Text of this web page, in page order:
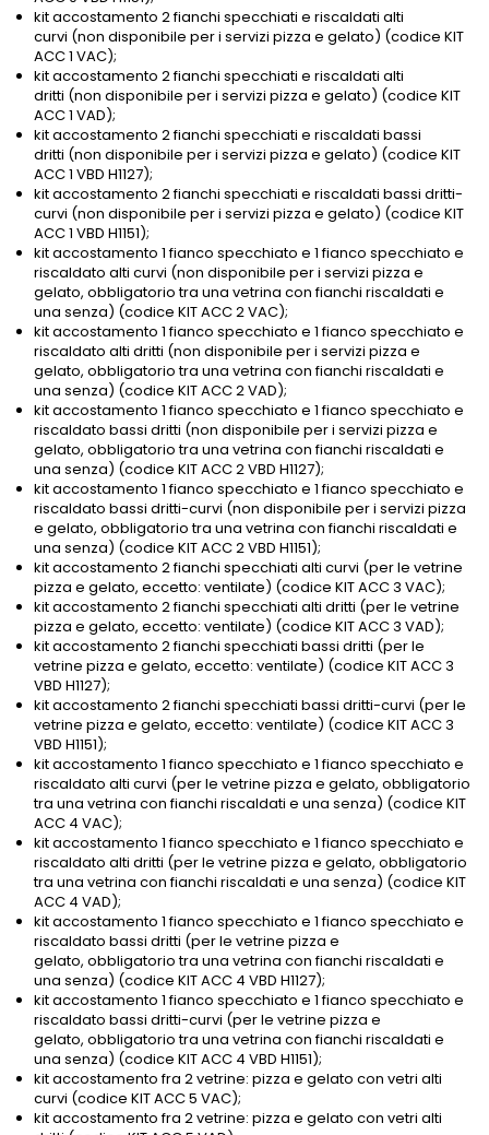
kit accostamento 2 fianchi specchiati e riscaldati alti
curvi (non disponibile per i servizi pizza e gelato) (codice KIT
ACC 1 VAC);
kit accostamento 2 fianchi specchiati e riscaldati alti
dritti (non disponibile per i servizi pizza e gelato) (codice KIT
ACC 1 VAD);
kit accostamento 2 fianchi specchiati e riscaldati bassi
dritti (non disponibile per i servizi pizza e gelato) (codice KIT
ACC 1 VBD H1127);
kit accostamento 2 fianchi specchiati e riscaldati bassi dritti-
curvi (non disponibile per i servizi pizza e gelato) (codice KIT
ACC 1 VBD H1151);
kit accostamento 1 fianco specchiato e 1 fianco specchiato e
riscaldato alti curvi (non disponibile per i servizi pizza e
gelato, obbligatorio tra una vetrina con fianchi riscaldati e
una senza) (codice KIT ACC 2 VAC);
kit accostamento 1 fianco specchiato e 1 fianco specchiato e
riscaldato alti dritti (non disponibile per i servizi pizza e
gelato, obbligatorio tra una vetrina con fianchi riscaldati e
una senza) (codice KIT ACC 2 VAD);
kit accostamento 1 fianco specchiato e 1 fianco specchiato e
riscaldato bassi dritti (non disponibile per i servizi pizza e
gelato, obbligatorio tra una vetrina con fianchi riscaldati e
una senza) (codice KIT ACC 2 VBD H1127);
kit accostamento 1 fianco specchiato e 1 fianco specchiato e
riscaldato bassi dritti-curvi (non disponibile per i servizi pizza
e gelato, obbligatorio tra una vetrina con fianchi riscaldati e
una senza) (codice KIT ACC 2 VBD H1151);
kit accostamento 2 fianchi specchiati alti curvi (per le vetrine
pizza e gelato, eccetto: ventilate) (codice KIT ACC 3 VAC);
kit accostamento 2 fianchi specchiati alti dritti (per le vetrine
pizza e gelato, eccetto: ventilate) (codice KIT ACC 3 VAD);
kit accostamento 2 fianchi specchiati bassi dritti (per le
vetrine pizza e gelato, eccetto: ventilate) (codice KIT ACC 3
VBD H1127);
kit accostamento 2 fianchi specchiati bassi dritti-curvi (per le
vetrine pizza e gelato, eccetto: ventilate) (codice KIT ACC 3
VBD H1151);
kit accostamento 1 fianco specchiato e 1 fianco specchiato e
riscaldato alti curvi (per le vetrine pizza e gelato, obbligatorio
tra una vetrina con fianchi riscaldati e una senza) (codice KIT
ACC 4 VAC);
kit accostamento 1 fianco specchiato e 1 fianco specchiato e
riscaldato alti dritti (per le vetrine pizza e gelato, obbligatorio
tra una vetrina con fianchi riscaldati e una senza) (codice KIT
ACC 4 VAD);
kit accostamento 1 fianco specchiato e 1 fianco specchiato e
riscaldato bassi dritti (per le vetrine pizza e
gelato, obbligatorio tra una vetrina con fianchi riscaldati e
una senza) (codice KIT ACC 4 VBD H1127);
kit accostamento 1 fianco specchiato e 1 fianco specchiato e
riscaldato bassi dritti-curvi (per le vetrine pizza e
gelato, obbligatorio tra una vetrina con fianchi riscaldati e
una senza) (codice KIT ACC 4 VBD H1151);
kit accostamento fra 2 vetrine: pizza e gelato con vetri alti
curvi (codice KIT ACC 5 VAC);
kit accostamento fra 2 vetrine: pizza e gelato con vetri alti